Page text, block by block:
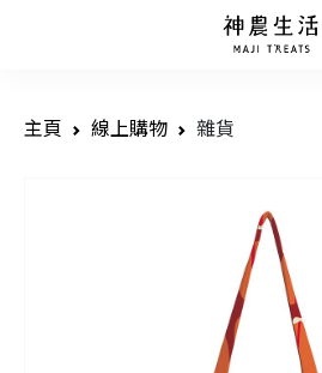
主頁 線上購物 雜貨